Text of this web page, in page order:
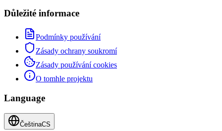
Důležité informace
Podmínky používání
Zásady ochrany soukromí
Zásady používání cookies
O tomhle projektu
Language
ČeštinaCS